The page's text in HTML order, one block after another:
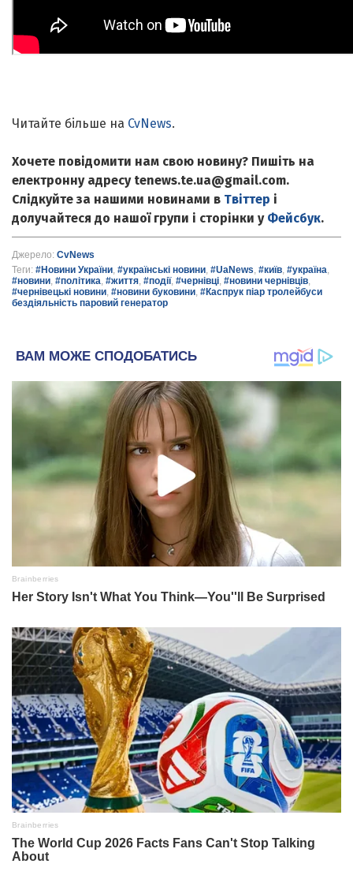
Читайте більше на CvNews.
Хочете повідомити нам свою новину? Пишіть на
електронну адресу tenews.te.ua@gmail.com.
Слідкуйте за нашими новинами в Твіттер і
долучайтеся до нашої групи і сторінки у Фейсбук.
Джерело: CvNews
Теги: #Новини України, #українські новини, #UaNews, #київ, #україна,
#новини, #політика, #життя, #події, #чернівці, #новини чернівців,
#чернівецькі новини, #новини буковини, #Каспрук піар тролейбуси
бездіяльність паровий генератор